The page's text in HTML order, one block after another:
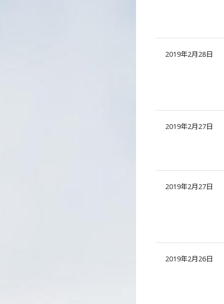
2019年2月28日
2019年2月27日
2019年2月27日
2019年2月26日